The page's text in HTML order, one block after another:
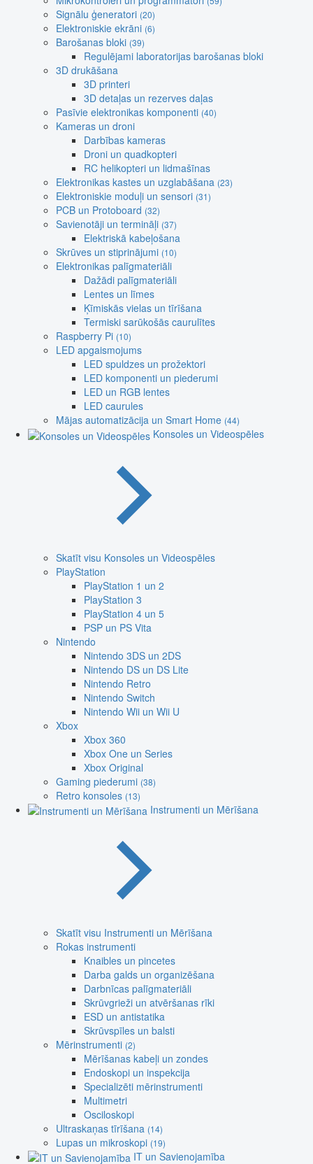
Signālu ģeneratori (20)
Elektroniskie ekrāni (6)
Barošanas bloki (39)
Regulējami laboratorijas barošanas bloki
3D drukāšana
3D printeri
3D detaļas un rezerves daļas
Pasīvie elektronikas komponenti (40)
Kameras un droni
Darbības kameras
Droni un quadkopteri
RC helikopteri un lidmašīnas
Elektronikas kastes un uzglabāšana (23)
Elektroniskie moduļi un sensori (31)
PCB un Protoboard (32)
Savienotāji un termināļi (37)
Elektriskā kabeļošana
Skrūves un stiprinājumi (10)
Elektronikas palīgmateriāli
Dažādi palīgmateriāli
Lentes un līmes
Ķīmiskās vielas un tīrīšana
Termiski sarūkošās caurulītes
Raspberry Pi (10)
LED apgaismojums
LED spuldzes un prožektori
LED komponenti un piederumi
LED un RGB lentes
LED caurules
Mājas automatizācija un Smart Home (44)
Konsoles un Videospēles
Skatīt visu Konsoles un Videospēles
PlayStation
PlayStation 1 un 2
PlayStation 3
PlayStation 4 un 5
PSP un PS Vita
Nintendo
Nintendo 3DS un 2DS
Nintendo DS un DS Lite
Nintendo Retro
Nintendo Switch
Nintendo Wii un Wii U
Xbox
Xbox 360
Xbox One un Series
Xbox Original
Gaming piederumi (38)
Retro konsoles (13)
Instrumenti un Mērīšana
Skatīt visu Instrumenti un Mērīšana
Rokas instrumenti
Knaibles un pincetes
Darba galds un organizēšana
Darbnīcas palīgmateriāli
Skrūvgrieži un atvēršanas rīki
ESD un antistatika
Skrūvspīles un balsti
Mērinstrumenti (2)
Mērīšanas kabeļi un zondes
Endoskopi un inspekcija
Specializēti mērinstrumenti
Multimetri
Osciloskopi
Ultraskaņas tīrīšana (14)
Lupas un mikroskopi (19)
IT un Savienojamība